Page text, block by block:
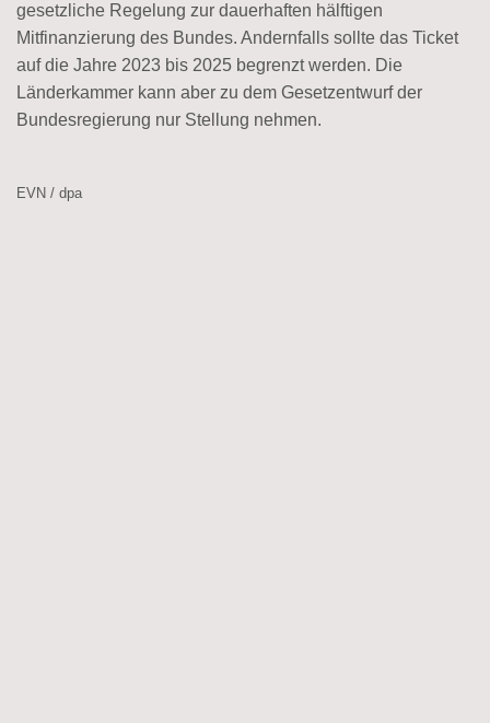
gesetzliche Regelung zur dauerhaften hälftigen
Mitfinanzierung des Bundes. Andernfalls sollte das Ticket
auf die Jahre 2023 bis 2025 begrenzt werden. Die
Länderkammer kann aber zu dem Gesetzentwurf der
Bundesregierung nur Stellung nehmen.
EVN / dpa